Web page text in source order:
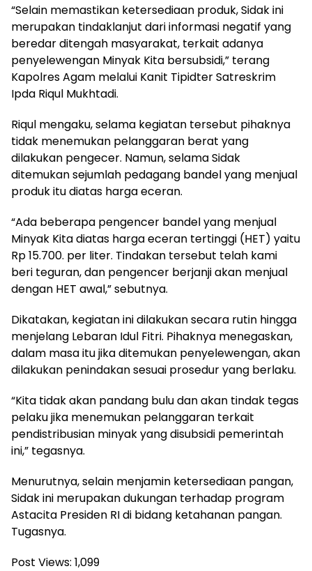
“Selain memastikan ketersediaan produk, Sidak ini
merupakan tindaklanjut dari informasi negatif yang
beredar ditengah masyarakat, terkait adanya
penyelewengan Minyak Kita bersubsidi,” terang
Kapolres Agam melalui Kanit Tipidter Satreskrim
Ipda Riqul Mukhtadi.
Riqul mengaku, selama kegiatan tersebut pihaknya
tidak menemukan pelanggaran berat yang
dilakukan pengecer. Namun, selama Sidak
ditemukan sejumlah pedagang bandel yang menjual
produk itu diatas harga eceran.
“Ada beberapa pengencer bandel yang menjual
Minyak Kita diatas harga eceran tertinggi (HET) yaitu
Rp 15.700. per liter. Tindakan tersebut telah kami
beri teguran, dan pengencer berjanji akan menjual
dengan HET awal,” sebutnya.
Dikatakan, kegiatan ini dilakukan secara rutin hingga
menjelang Lebaran Idul Fitri. Pihaknya menegaskan,
dalam masa itu jika ditemukan penyelewengan, akan
dilakukan penindakan sesuai prosedur yang berlaku.
“Kita tidak akan pandang bulu dan akan tindak tegas
pelaku jika menemukan pelanggaran terkait
pendistribusian minyak yang disubsidi pemerintah
ini,” tegasnya.
Menurutnya, selain menjamin ketersediaan pangan,
Sidak ini merupakan dukungan terhadap program
Astacita Presiden RI di bidang ketahanan pangan.
Tugasnya.
Post Views: 1,099